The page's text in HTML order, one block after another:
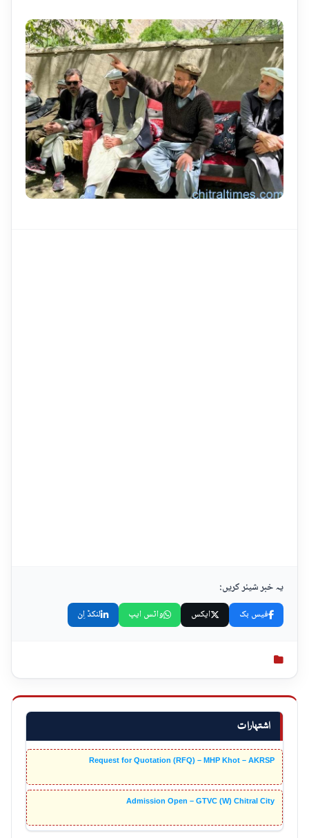
اشتہارات
Request for Quotation (RFQ) – MHP Khot – AKRSP
Admission Open – GTVC (W) Chitral City
یہ خبر شیئر کریں:
فیس بک ایکس واٹس ایپ لنکڈ اِن